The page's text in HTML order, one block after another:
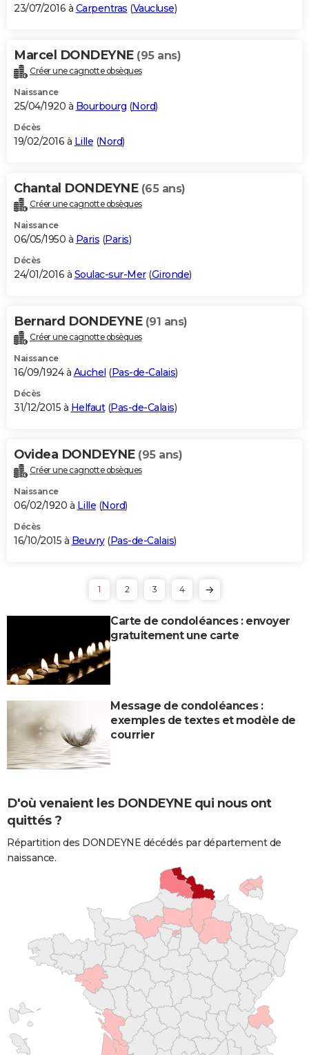
23/07/2016 à Carpentras (Vaucluse)
Marcel DONDEYNE (95 ans)
Créer une cagnotte obsèques
Naissance
25/04/1920 à Bourbourg (Nord)
Décès
19/02/2016 à Lille (Nord)
Chantal DONDEYNE (65 ans)
Créer une cagnotte obsèques
Naissance
06/05/1950 à Paris (Paris)
Décès
24/01/2016 à Soulac-sur-Mer(Gironde)
Bernard DONDEYNE (91 ans)
Créer une cagnotte obsèques
Naissance
16/09/1924 à Auchel (Pas-de-Calais)
Décès
31/12/2015 à Helfaut(Pas-de-Calais)
Ovidea DONDEYNE (95 ans)
Créer une cagnotte obsèques
Naissance
06/02/1920 à Lille (Nord)
Décès
16/10/2015 à Beuvry(Pas-de-Calais)
1 2 3 4
Carte de condoléances : envoyer
gratuitement une carte
Message de condoléances :
exemples de textes et modèle de
courrier
D'où venaient les DONDEYNE qui nous ont
quittés ?
Répartition des DONDEYNE décédés par département de
naissance.